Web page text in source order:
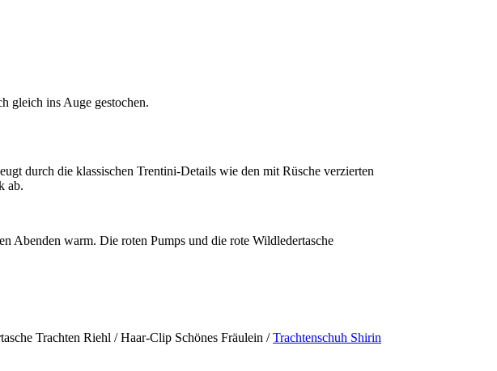
gleich ins Auge gestochen.
durch die klassischen Trentini-Details wie den mit Rüsche verzierten
ab.
Abenden warm. Die roten Pumps und die rote Wildledertasche
Trachten Riehl / Haar-Clip Schönes Fräulein /Trachtenschuh Shirin